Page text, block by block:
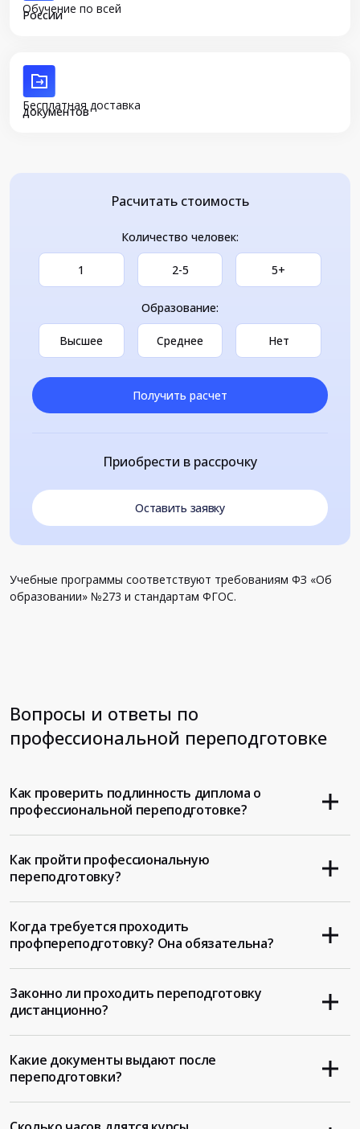
Обучение по всей
России
Бесплатная доставка
документов
Расчитать стоимость
Количество человек:
1 2-5 5+
Образование:
Высшее Среднее Нет
Получить расчет
Приобрести в рассрочку
Оставить заявку
Учебные программы соответствуют требованиям ФЗ «Об
образовании» №273 и стандартам ФГОС.
Вопросы и ответы по
профессиональной переподготовке
Как проверить подлинность диплома о
профессиональной переподготовке?
Как пройти профессиональную
переподготовку?
Когда требуется проходить
профпереподготовку? Она обязательна?
Законно ли проходить переподготовку
дистанционно?
Какие документы выдают после
переподготовки?